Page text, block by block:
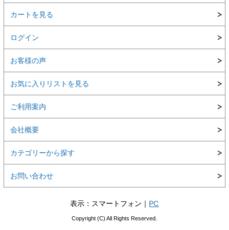
カートを見る
ログイン
お客様の声
お気に入りリストを見る
ご利用案内
会社概要
カテゴリーから探す
お問い合わせ
表示：スマートフォン｜ PC
Copyright (C) All Rights Reserved.